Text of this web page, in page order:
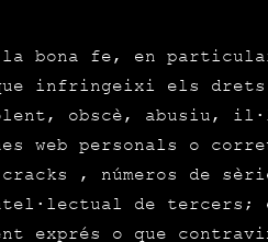
bona fe, en
infringeixi els
obscè, abusiu,
web personals o
, números de
de
exprés o que